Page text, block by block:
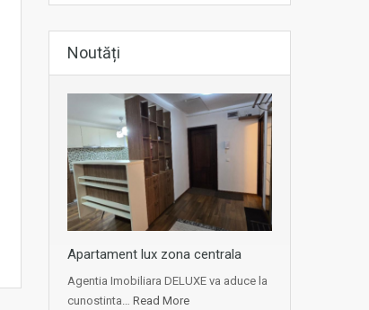
Noutăți
Apartament lux zona centrala
Agentia Imobiliara DELUXE va aduce la
cunostinta… Read More